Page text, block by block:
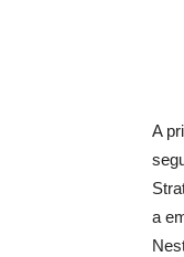
A
a